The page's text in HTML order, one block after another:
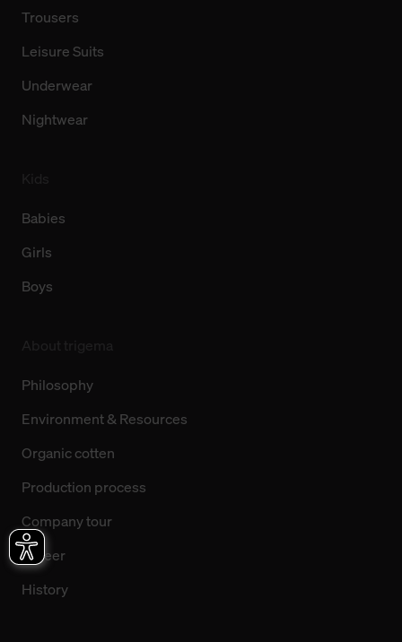
Trousers
Leisure Suits
Underwear
Nightwear
Babies
Girls
Boys
Philosophy
Environment & Resources
Organic cotten
Production process
Company tour
Career
History